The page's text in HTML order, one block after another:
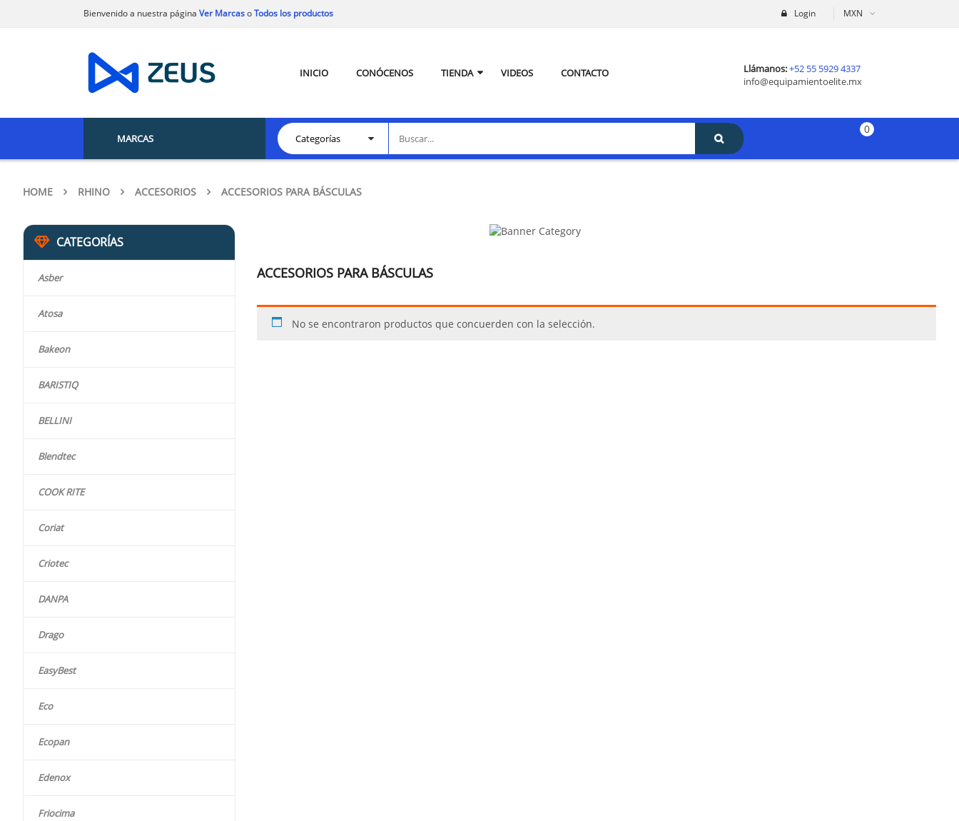
MXN
Login
Bienvenido a nuestra página Ver MarcasoTodos los productos
INICIO CONÓCENOS TIENDA VIDEOS CONTACTO Llámanos:+52 55 5929 4337
info@equipamientoelite.mx
MARCAS
0
HOME RHINO ACCESORIOS ACCESORIOS PARA BÁSCULAS
CATEGORÍAS
Asber
Atosa
Bakeon
BARISTIQ
BELLINI
Blendtec
COOK RITE
Coriat
Criotec
DANPA
Drago
EasyBest
Eco
Ecopan
Edenox
Friocima
ACCESORIOS PARA BÁSCULAS
No se encontraron productos que concuerden con la selección.